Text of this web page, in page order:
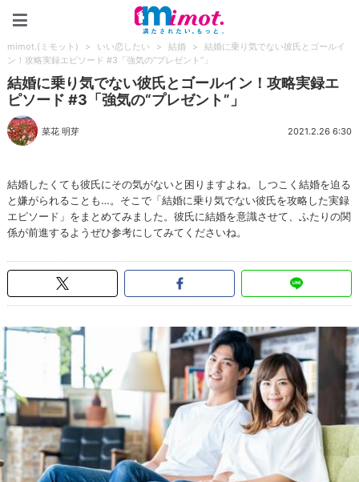
mimot.(ミモット) > いい恋したい > 結婚 >
結婚に乗り気でない彼氏とゴールイ
ン！攻略実録エピソード #3「強気の“プレゼント”」
結婚に乗り気でない彼氏とゴールイン！攻略実録エ
ピソード #3「強気の“プレゼント”」
菜花 明芽 2021.2.26 6:30
結婚したくても彼氏にその気がないと困りますよね。しつこく結婚を迫る
と嫌がられることも…。そこで「結婚に乗り気でない彼氏を攻略した実録
エピソード」をまとめてみました。彼氏に結婚を意識させて、ふたりの関
係が前進するようぜひ参考にしてみてくださいね。